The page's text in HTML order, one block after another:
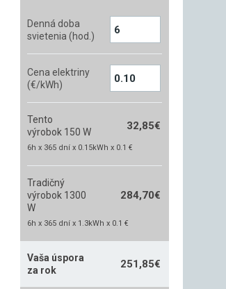
Denná doba
svietenia (hod.)
Cena elektriny
(€/kWh)
Tento
výrobok 150 W
32,85€
6h x 365 dní x 0.15kWh x 0.1 €
Tradičný
výrobok 1300
W
284,70€
6h x 365 dní x 1.3kWh x 0.1 €
Vaša úspora
za rok
251,85€